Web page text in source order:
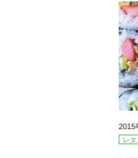
2015
レタ